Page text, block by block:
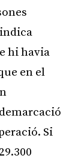
hi havia
en el
Si